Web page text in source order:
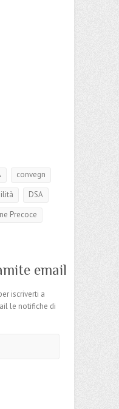
convegn
DSA
Precoce
email
iscriverti a
le notifiche di